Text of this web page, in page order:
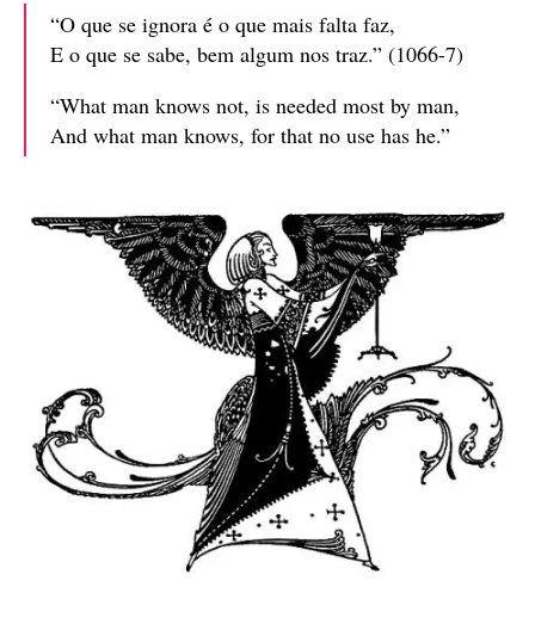
“O que se ignora é o que mais falta faz,
E o que se sabe, bem algum nos traz.” (1066-7)
“What man knows not, is needed most by man,
And what man knows, for that no use has he.”